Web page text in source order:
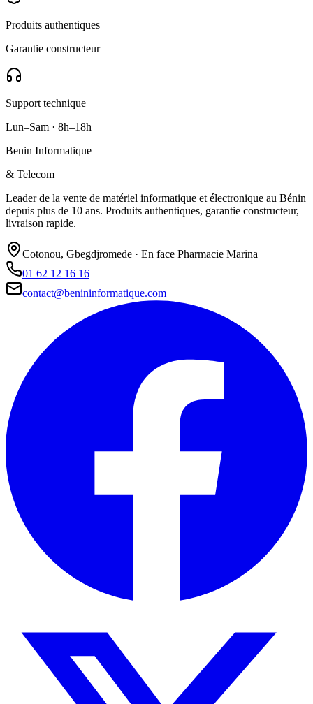
Produits authentiques
Garantie constructeur
Support technique
Lun–Sam · 8h–18h
Benin Informatique
& Telecom
Leader de la vente de matériel informatique et électronique au Bénin
depuis plus de 10 ans. Produits authentiques, garantie constructeur,
livraison rapide.
Cotonou, Gbegdjromede · En face Pharmacie Marina
01 62 12 16 16
contact@benininformatique.com